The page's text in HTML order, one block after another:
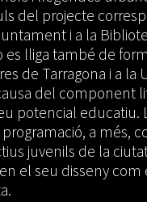
del projecte
i a la
es lliga també de
de Tarragona i a la
del component
potencial educatiu.
a més,
juvenils de la
el seu disseny com